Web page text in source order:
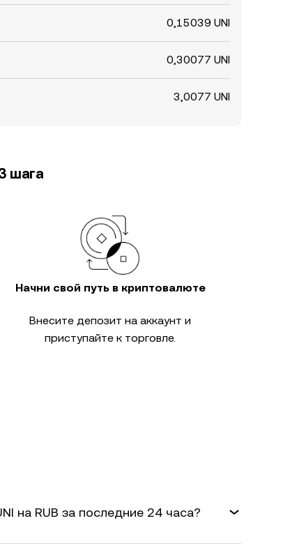
0,15039 UNI
0,30077 UNI
3,0077 UNI
шага
Начни свой путь в криптовалюте
Внесите депозит на аккаунт и
приступайте к торговле.
на RUB за последние 24 часа?